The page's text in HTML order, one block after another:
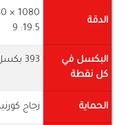
الدقة
19.5: 9
البكسل في
كل نقطة
393 بكسل بالانش
الحماية زجاج